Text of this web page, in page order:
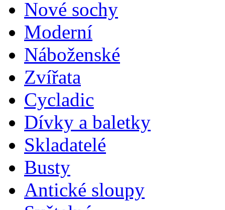
Nové sochy
Moderní
Náboženské
Zvířata
Cycladic
Dívky a baletky
Skladatelé
Busty
Antické sloupy